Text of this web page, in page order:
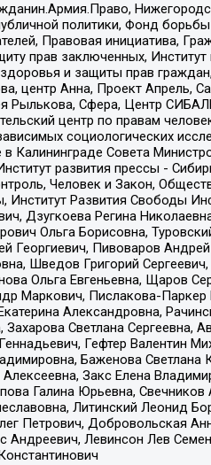
политики, Фонд
Правовая инициатива,
прав заключенных,
и защиты прав
центр Анна, Проект
Рылькова, Сфера, Центр
центр по правам
социологических
в Калининграде Совета
развития прессы -
Человек и Закон,
Институт Развития Свободы
Дзугкоева Регина
Ольга Борисовна,
Георгиевич, Пивоваров
Шведов Григорий
Ольга Евгеньевна, Щаров
Маркович, Пислакова-
Александровна,
Захарова Светлана
Гефтер Валентин
Баженова
Закс Елена
Галина Юрьевна,
Литинский Леонид
Петрович, Добровольская
Андреевич, Левинсон Лев